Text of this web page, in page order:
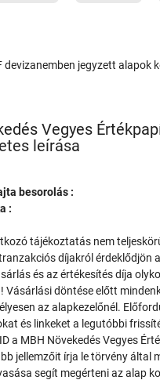
devizanemben jegyzett alapok
Vegyes
leírása
besorolás :
:
tájékoztatás nem
díjakról érdeklődjön
és az értékesítés díja
Vásárlási döntése előtt
az alapkezelőnél.
és linkeket a legutóbbi
a MBH Növekedés Vegyes
jellemzőit írja le törvény által
segít megérteni az alap